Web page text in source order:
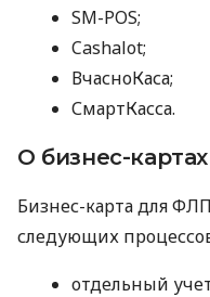
SM-POS;
Cashalot;
ВчасноКаса;
СмартКасса.
О бизнес-картах
Бизнес-карта для
следующих
отдельный